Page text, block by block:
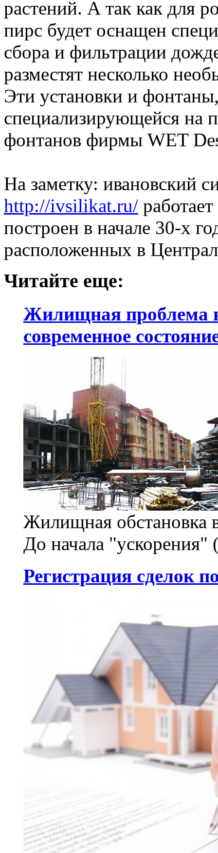
растений. А так как для
пирс будет оснащен
сбора и фильтрации
разместят несколько
Эти установки и
специализирующейся на
фонтанов фирмы WET
На заметку: ивановский
http://ivsilikat.ru/
построен в начале 30-х
расположенных в
Читайте еще:
Жилищная проблема
современное
Жилищная обстановка
До начала "ускорения"
Регистрация сделок